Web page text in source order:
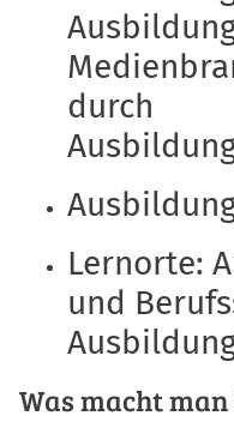
durch
Lernorte:
und
Was macht